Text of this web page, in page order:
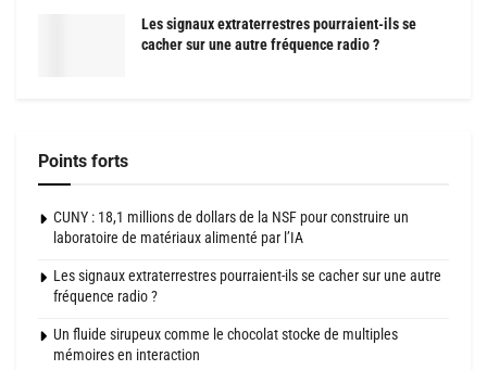
Les signaux extraterrestres pourraient-ils se
cacher sur une autre fréquence radio ?
Points forts
CUNY : 18,1 millions de dollars de la NSF pour construire un
laboratoire de matériaux alimenté par l’IA
Les signaux extraterrestres pourraient-ils se cacher sur une autre
fréquence radio ?
Un fluide sirupeux comme le chocolat stocke de multiples
mémoires en interaction